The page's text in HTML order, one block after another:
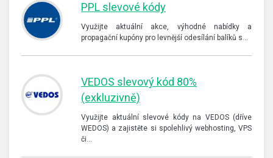
PPL slevové kódy
Využijte aktuální akce, výhodné nabídky a
propagační kupóny pro levnější odesílání balíků s…
VEDOS slevový kód 80%
(exkluzivně)
Využijte aktuální slevové kódy na VEDOS (dříve
WEDOS) a zajistěte si spolehlivý webhosting, VPS
či…